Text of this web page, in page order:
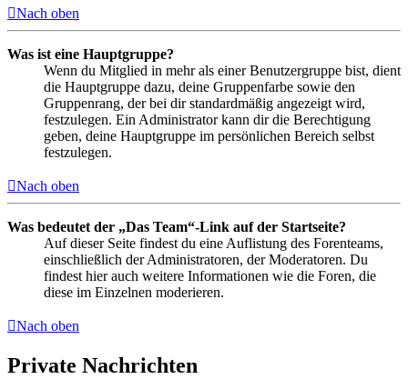
Nach oben
Was ist eine Hauptgruppe?
Wenn du Mitglied in mehr als einer Benutzergruppe bist, dient
die Hauptgruppe dazu, deine Gruppenfarbe sowie den
Gruppenrang, der bei dir standardmäßig angezeigt wird,
festzulegen. Ein Administrator kann dir die Berechtigung
geben, deine Hauptgruppe im persönlichen Bereich selbst
festzulegen.
Nach oben
Was bedeutet der „Das Team“-Link auf der Startseite?
Auf dieser Seite findest du eine Auflistung des Forenteams,
einschließlich der Administratoren, der Moderatoren. Du
findest hier auch weitere Informationen wie die Foren, die
diese im Einzelnen moderieren.
Nach oben
Private Nachrichten